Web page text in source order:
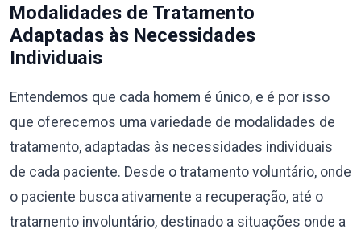
Modalidades de Tratamento
Adaptadas às Necessidades
Individuais
Entendemos que cada homem é único, e é por isso
que oferecemos uma variedade de modalidades de
tratamento, adaptadas às necessidades individuais
de cada paciente. Desde o tratamento voluntário, onde
o paciente busca ativamente a recuperação, até o
tratamento involuntário, destinado a situações onde a